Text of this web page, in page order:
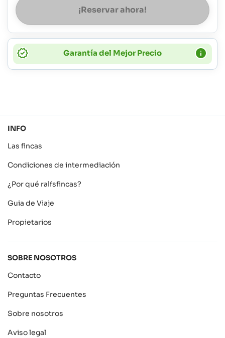
¡Reservar ahora!
Garantía del Mejor Precio
INFO
Las fincas
Condiciones de intermediación
¿Por qué ralfsfincas?
Guia de Viaje
Propietarios
SOBRE NOSOTROS
Contacto
Preguntas Frecuentes
Sobre nosotros
Aviso legal